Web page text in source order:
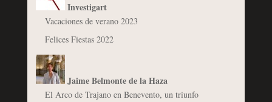
Investigart
Vacaciones de verano 2023
Felices Fiestas 2022
Jaime Belmonte de la Haza
El Arco de Trajano en Benevento, un triunfo